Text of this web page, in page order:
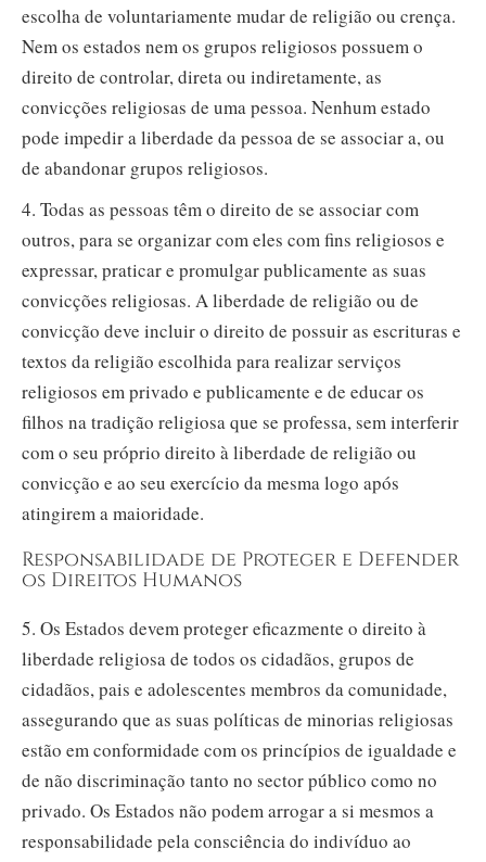
escolha de voluntariamente mudar de religião ou crença.
Nem os estados nem os grupos religiosos possuem o
direito de controlar, direta ou indiretamente, as
convicções religiosas de uma pessoa. Nenhum estado
pode impedir a liberdade da pessoa de se associar a, ou
de abandonar grupos religiosos.
4. Todas as pessoas têm o direito de se associar com
outros, para se organizar com eles com fins religiosos e
expressar, praticar e promulgar publicamente as suas
convicções religiosas. A liberdade de religião ou de
convicção deve incluir o direito de possuir as escrituras e
textos da religião escolhida para realizar serviços
religiosos em privado e publicamente e de educar os
filhos na tradição religiosa que se professa, sem interferir
com o seu próprio direito à liberdade de religião ou
convicção e ao seu exercício da mesma logo após
atingirem a maioridade.
Responsabilidade de Proteger e Defender
os Direitos Humanos
5. Os Estados devem proteger eficazmente o direito à
liberdade religiosa de todos os cidadãos, grupos de
cidadãos, pais e adolescentes membros da comunidade,
assegurando que as suas políticas de minorias religiosas
estão em conformidade com os princípios de igualdade e
de não discriminação tanto no sector público como no
privado. Os Estados não podem arrogar a si mesmos a
responsabilidade pela consciência do indivíduo ao